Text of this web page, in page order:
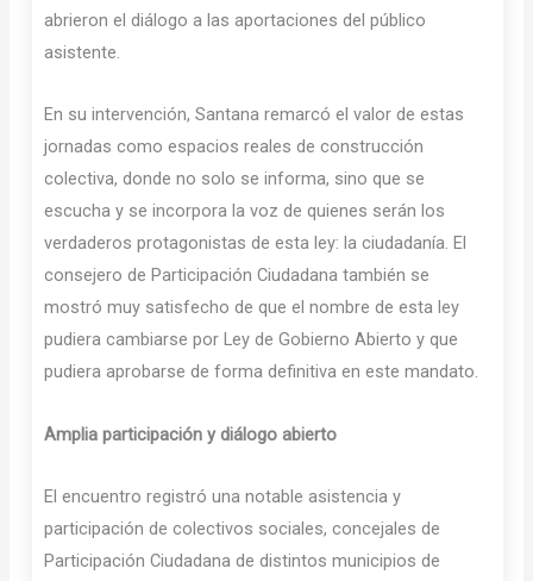
abrieron el diálogo a las aportaciones del público
asistente.
En su intervención, Santana remarcó el valor de estas
jornadas como espacios reales de construcción
colectiva, donde no solo se informa, sino que se
escucha y se incorpora la voz de quienes serán los
verdaderos protagonistas de esta ley: la ciudadanía. El
consejero de Participación Ciudadana también se
mostró muy satisfecho de que el nombre de esta ley
pudiera cambiarse por Ley de Gobierno Abierto y que
pudiera aprobarse de forma definitiva en este mandato.
Amplia participación y diálogo abierto
El encuentro registró una notable asistencia y
participación de colectivos sociales, concejales de
Participación Ciudadana de distintos municipios de